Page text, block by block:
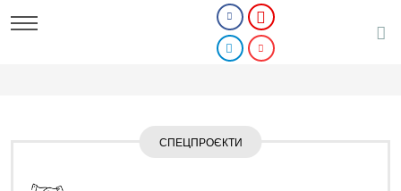
СПЕЦПРОЄКТИ